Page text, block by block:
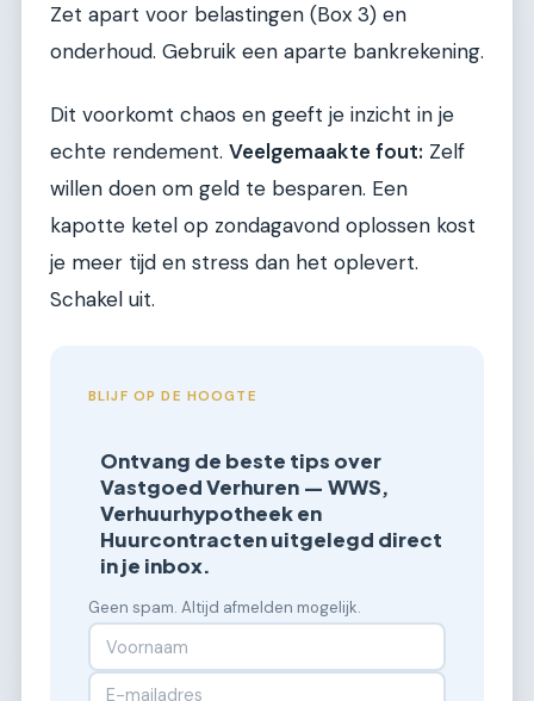
Zet apart voor belastingen (Box 3) en
onderhoud. Gebruik een aparte bankrekening.
Dit voorkomt chaos en geeft je inzicht in je
echte rendement. Veelgemaakte fout: Zelf
willen doen om geld te besparen. Een
kapotte ketel op zondagavond oplossen kost
je meer tijd en stress dan het oplevert.
Schakel uit.
BLIJF OP DE HOOGTE
Ontvang de beste tips over
Vastgoed Verhuren — WWS,
Verhuurhypotheek en
Huurcontracten uitgelegd direct
in je inbox.
Geen spam. Altijd afmelden mogelijk.